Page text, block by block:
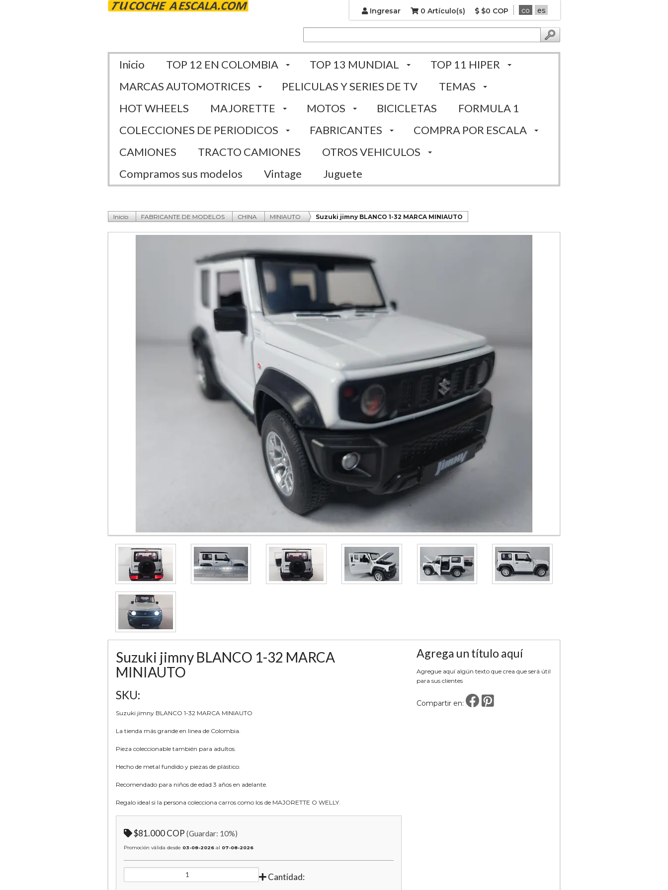
Ingresar 0 Artículo(s) $0 COP co es
Inicio TOP 12 EN COLOMBIA TOP 13 MUNDIAL
TOP 11 HIPER
MARCAS AUTOMOTRICES
PELICULAS Y SERIES DE TV
TEMAS
HOT WHEELS
MAJORETTE MOTOS BICICLETAS
FORMULA 1
COLECCIONES DE PERIODICOS
FABRICANTES
COMPRA POR ESCALA
CAMIONES
TRACTO CAMIONES
OTROS VEHICULOS
Compramos sus modelos
Vintage Juguete
Inicio FABRICANTE DE MODELOS CHINA MINIAUTO Suzuki jimny BLANCO 1-32 MARCA MINIAUTO
Suzuki jimny BLANCO 1-32 MARCA
MINIAUTO
SKU:
Suzuki jimny BLANCO 1-32 MARCA MINIAUTO
La tienda más grande en linea de Colombia.
Pieza coleccionable también para adultos.
Hecho de metal fundido y piezas de plástico.
Recomendado para niños de edad 3 años en adelante.
Regalo ideal si la persona colecciona carros como los de MAJORETTE O WELLY.
$81.000 COP (Guardar: 10%)
Promoción válida desde 03-08-2026 al 07-08-2026
Cantidad:
Agrega un título aquí
Agregue aquí algún texto que crea que será útil
para sus clientes
Compartir en: